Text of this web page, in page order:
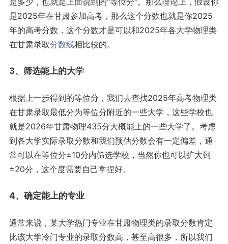
是2025年在甘肃参加高考，那么这个分数也就是你2025
年的高考分数，这个分数才是可以和2025年各大学物理类
在甘肃录取分数线相比较的。
3、筛选能上的大学
根据上一步得到的等位分，我们去查找2025年高考物理类
在甘肃录取最低分为等位分附近的一些大学，这些学校也
就是2026年甘肃物理435分大概能上的一些大学了。考虑
到各大学实际录取分数和我们预估分数会有一定偏差，通
常可以在等位分±10分内筛选学校，当然你也可以扩大到
±20分，这个度需要自己拿捏好。
4、确定能上的专业
通常来说，某大学热门专业在甘肃物理类的录取分数肯定
比该大学冷门专业的录取分数高，甚至高很多，所以我们